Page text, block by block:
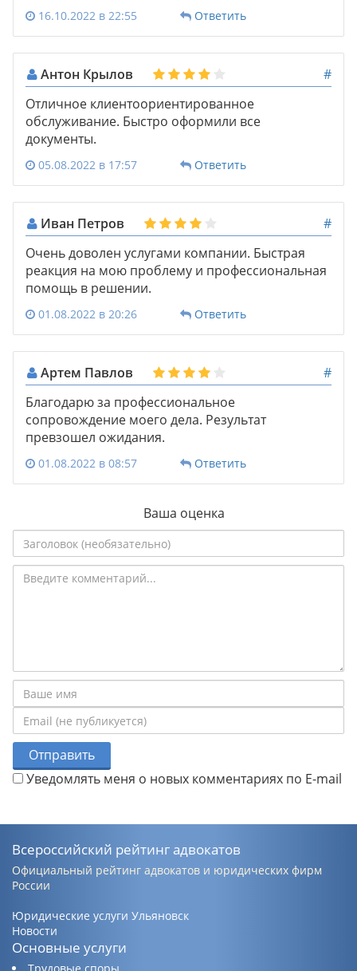
16.10.2022 в 22:55 Ответить
Антон Крылов
#
Отличное клиентоориентированное
обслуживание. Быстро оформили все
документы.
05.08.2022 в 17:57 Ответить
Иван Петров
#
Очень доволен услугами компании. Быстрая
реакция на мою проблему и профессиональная
помощь в решении.
01.08.2022 в 20:26 Ответить
Артем Павлов
#
Благодарю за профессиональное
сопровождение моего дела. Результат
превзошел ожидания.
01.08.2022 в 08:57 Ответить
Ваша оценка
Отправить
Уведомлять меня о новых комментариях по E-mail
Всероссийский рейтинг адвокатов
Официальный рейтинг адвокатов и юридических фирм
России
Юридические услуги Ульяновск
Новости
Основные услуги